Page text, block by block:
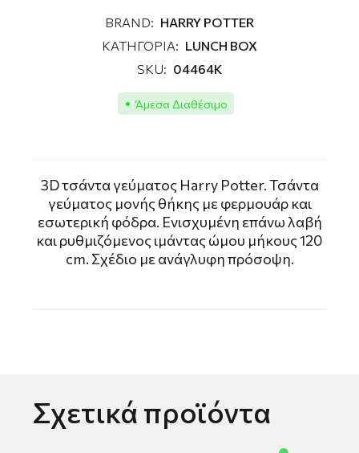
BRAND: HARRY POTTER
ΚΑΤΗΓΟΡΙΑ: LUNCH BOX
SKU: 04464K
Άμεσα Διαθέσιμο
3D τσάντα γεύματος Harry Potter. Τσάντα
γεύματος μονής θήκης με φερμουάρ και
εσωτερική φόδρα. Ενισχυμένη επάνω λαβή
και ρυθμιζόμενος ιμάντας ώμου μήκους 120
cm. Σχέδιο με ανάγλυφη πρόσοψη.
Σχετικά προϊόντα